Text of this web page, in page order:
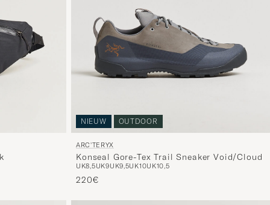
NIEUW OUTDOOR
ARC'TERYX
Konseal Gore-Tex Trail Sneaker Void/Cloud
UK8,5UK9UK9,5UK10UK10,5
220€